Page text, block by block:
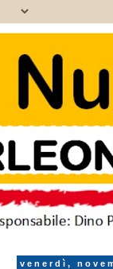
venerdì,